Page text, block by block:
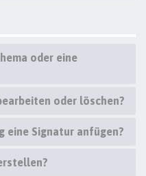
oder eine
oder löschen?
eine Signatur anfügen?